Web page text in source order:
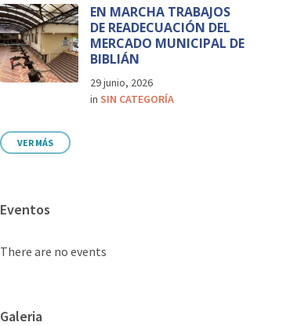
EN MARCHA TRABAJOS
DE READECUACIÓN DEL
MERCADO MUNICIPAL DE
BIBLIÁN
29 junio, 2026
inSIN CATEGORÍA
VER MÁS
Eventos
There are no events
Galeria